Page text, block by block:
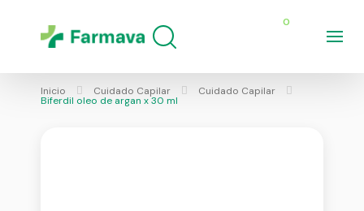
0
Inicio Cuidado Capilar Cuidado Capilar
Biferdil oleo de argan x 30 ml